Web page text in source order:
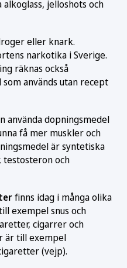
jelloshots och
eller knark.
narkotika i Sverige.
räknas också
används utan recept
använda dopningsmedel
få mer muskler och
är syntetiska
testosteron och
finns idag i många olika
exempel snus och
cigarrer och
är till exempel
(vejp).